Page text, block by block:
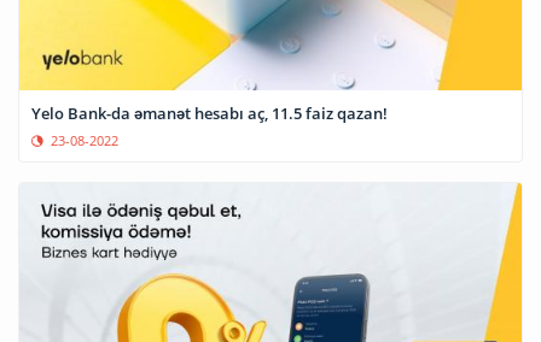
Yelo Bank-da əmanət hesabı aç, 11.5 faiz qazan!
23-08-2022